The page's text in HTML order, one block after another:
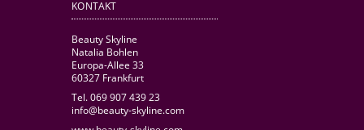
KONTAKT
Beauty Skyline
Natalia Bohlen
Europa-Allee 33
60327 Frankfurt
Tel. 069 907 439 23
info@beauty-skyline.com